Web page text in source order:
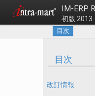
IM-ERP
初版
目次
目次
改訂情報